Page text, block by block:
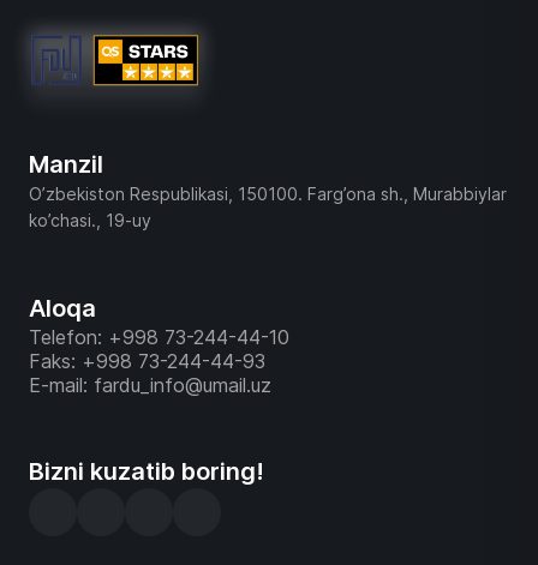
Manzil
O’zbekiston Respublikasi, 150100. Farg’ona sh., Murabbiylar
ko’chasi., 19-uy
Aloqa
Telefon: +998 73-244-44-10
Faks: +998 73-244-44-93
E-mail: fardu_info@umail.uz
Bizni kuzatib boring!